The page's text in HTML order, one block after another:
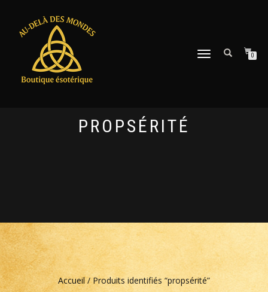
DÉPLIER
0
PROPSÉRITÉ
Accueil/ Produits identifiés “propsérité”